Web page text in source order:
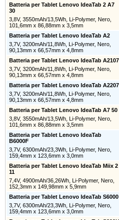
Batteria per Tablet Lenovo IdeaTab 2 A7
30
3,8V, 3550mAh/13,5Wh, Li-Polymer, Nero,
101,6mm x 86,88mm x 3,5mm
Batteria per Tablet Lenovo IdeaTab A2
3,7V, 3200mAh/11,8Wh, Li-Polymer, Nero,
90,13mm x 66,57mm x 4,8mm
Batteria per Tablet Lenovo IdeaTab A2107
3,7V, 3200mAh/11,8Wh, Li-Polymer, Nero,
90,13mm x 66,57mm x 4,8mm
Batteria per Tablet Lenovo IdeaTab A2207
3,7V, 3200mAh/11,8Wh, Li-Polymer, Nero,
90,13mm x 66,57mm x 4,8mm
Batteria per Tablet Lenovo IdeaTab A7 50
3,8V, 3550mAh/13,5Wh, Li-Polymer, Nero,
101,6mm x 86,88mm x 3,5mm
Batteria per Tablet Lenovo IdeaTab
B6000F
3,7V, 6300mAh/23,3Wh, Li-Polymer, Nero,
159,4mm x 123,6mm x 3,0mm
Batteria per Tablet Lenovo IdeaTab Miix 2
11
7,4V, 4900mAh/36,26Wh, Li-Polymer, Nero,
152,3mm x 149,98mm x 5,9mm
Batteria per Tablet Lenovo IdeaTab S6000
3,7V, 6300mAh/23,3Wh, Li-Polymer, Nero,
159,4mm x 123,6mm x 3,0mm